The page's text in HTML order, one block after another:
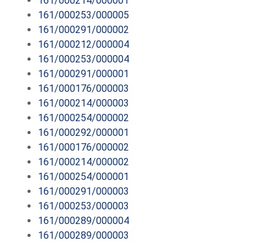
161/000253/000005
161/000291/000002
161/000212/000004
161/000253/000004
161/000291/000001
161/000176/000003
161/000214/000003
161/000254/000002
161/000292/000001
161/000176/000002
161/000214/000002
161/000254/000001
161/000291/000003
161/000253/000003
161/000289/000004
161/000289/000003